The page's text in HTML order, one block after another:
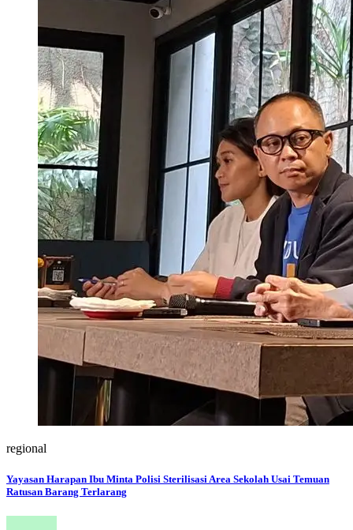
regional
Yayasan Harapan Ibu Minta Polisi Sterilisasi Area Sekolah Usai Temuan
Ratusan Barang Terlarang